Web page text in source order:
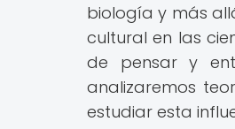
biología y más
cultural en las
de pensar y
analizaremos
estudiar esta